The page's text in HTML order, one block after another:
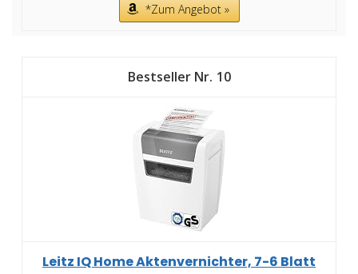
*Zum Angebot »
10
Leitz IQ Home Aktenvernichter, 7-6 Blatt